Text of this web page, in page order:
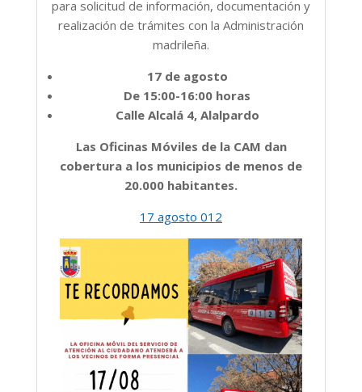
para solicitud de información, documentación y
realización de trámites con la Administración
madrileña.
17 de agosto
De 15:00-16:00 horas
Calle Alcalá 4, Alalpardo
Las Oficinas Móviles de la CAM dan
cobertura a los municipios de menos de
20.000 habitantes.
17 agosto 012